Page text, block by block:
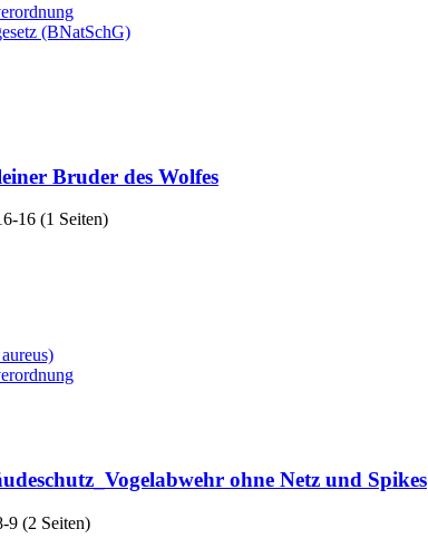
(BNatSchG)
Bruder des Wolfes
16 (1 Seiten)
ohne Netz und Spikes
9 (2 Seiten)